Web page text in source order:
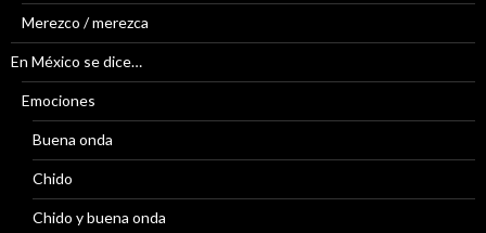
Merezco / merezca
En México se dice…
Emociones
Buena onda
Chido
Chido y buena onda